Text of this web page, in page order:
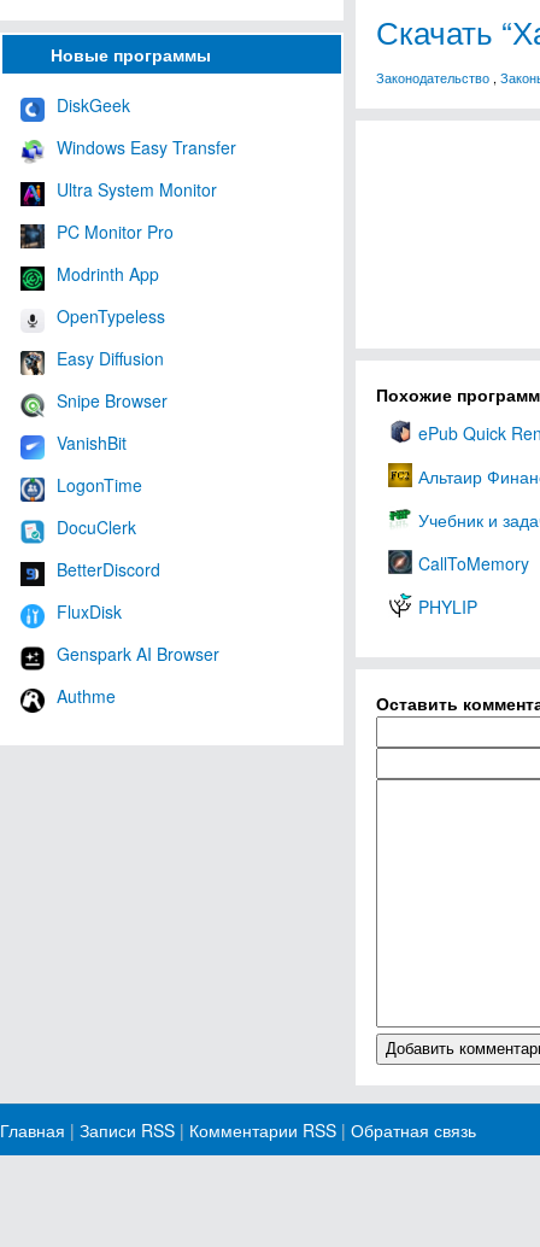
Новые программы
DiskGeek
Windows Easy Transfer
Ultra System Monitor
PC Monitor Pro
Modrinth App
OpenTypeless
Easy Diffusion
Snipe Browser
VanishBit
LogonTime
DocuClerk
BetterDiscord
FluxDisk
Genspark AI Browser
Authme
Скачать
Законодательство ,
Похожие
ePub Quick
Альтаир
Учебник и
CallToMemory
PHYLIP
Оставить
Главная | Записи RSS | Комментарии RSS | Обратная связь